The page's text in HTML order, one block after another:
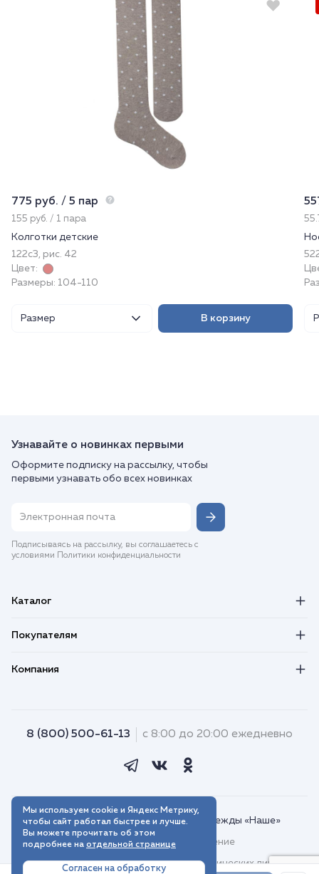
775 руб. / 5 пар
155 руб. / 1 пара
Колготки детские
122с3, рис. 42
Цвет:
Размеры: 104-110
Размер В корзину
Узнавайте о новинках первыми
Оформите подписку на рассылку, чтобы
первыми узнавать обо всех новинках
Подписываясь на рассылку, вы соглашаетесь с
условиями Политики конфиденциальности
Каталог
Покупателям
Компания
8 (800) 500-61-13 с 8:00 до 20:00 ежедневно
© 2018–2026. Интернет-магазин одежды «Наше»
Пользовательское соглашение
Договор присоединения для юридических лиц
Мы используем cookie и Яндекс Метрику,
чтобы сайт работал быстрее и лучше.
Вы можете прочитать об этом
подробнее на отдельной странице
Согласен на обработку